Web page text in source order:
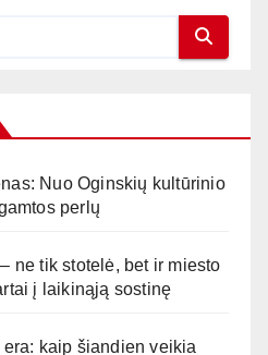
Nuo Oginskių kultūrinio
perlų
ne tik stotelė, bet ir miesto
į laikinąją sostinę
kaip šiandien veikia